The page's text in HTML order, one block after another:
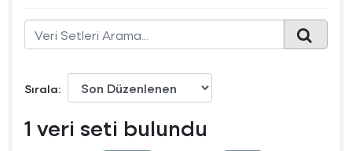
Sırala
1 veri seti bulundu